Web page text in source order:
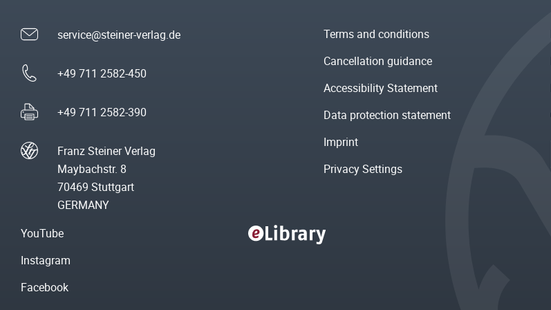
service@steiner-verlag.de
+49 711 2582-450
+49 711 2582-390
Franz Steiner Verlag
Maybachstr. 8
70469 Stuttgart
GERMANY
Terms and conditions
Cancellation guidance
Accessibility Statement
Data protection statement
Imprint
Privacy Settings
YouTube
Instagram
Facebook